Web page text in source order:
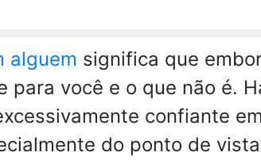
alguem significa que
para você e o que não é.
confiante
do ponto de